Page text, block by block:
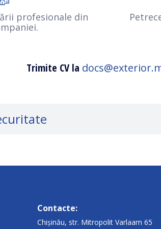
profesionale din
Trimite CV la
Experiență de lucru cu sisteme
acces;
Contacte:
Chișinău, str. Mitropolit Varlaam 65